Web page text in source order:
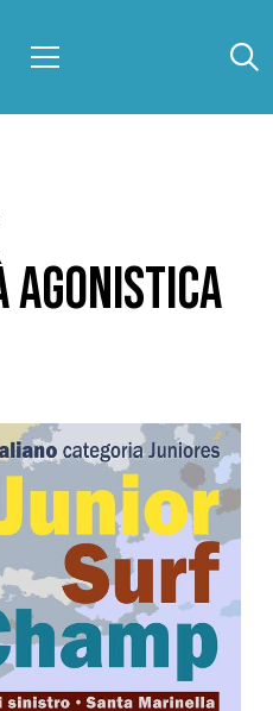
AGONISTICA